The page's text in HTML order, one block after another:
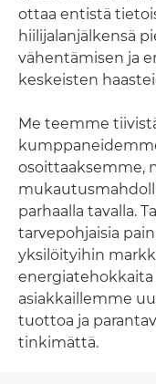
ottaa entistä
hiilijalanjälkensä
vähentämisen ja
keskeisten
Me teemme
osoittaaksemme,
parhaalla tavalla.
tarvepohjaisia
yksilöityihin
asiakkaillemme
tuottoa ja
tinkimättä.